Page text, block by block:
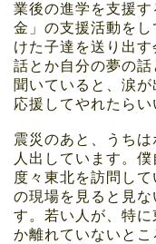
業後の進学を支援
金」の支援活動を
けた子達を送り出
話とか自分の夢の
聞いていると、涙
応援してやれたらい
震災のあと、うち
人出しています。
度々東北を訪問し
の現場を見ると見
す。若い人が、特
か離れていないと